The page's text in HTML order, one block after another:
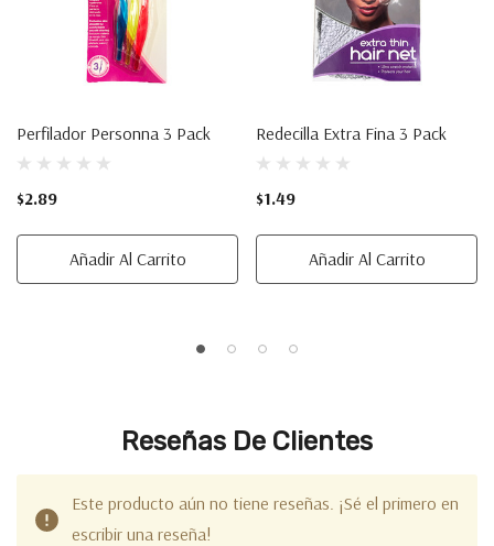
Perfilador Personna 3 Pack
$2.89
Añadir Al Carrito
Redecilla Extra Fina 3 Pack
$1.49
Añadir Al Carrito
Reseñas De Clientes
Este producto aún no tiene reseñas. ¡Sé el primero en
escribir una reseña!